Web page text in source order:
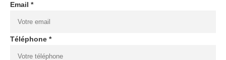
Email *
Téléphone *